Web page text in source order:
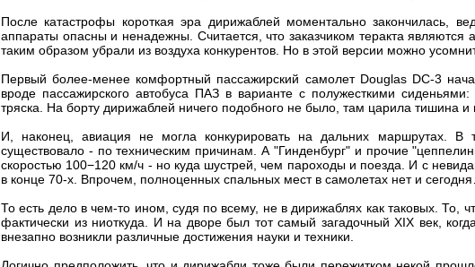
После катастрофы короткая эра дирижаблей моментально закончилась,
аппараты опасны и ненадежны. Считается, что заказчиком теракта
таким образом убрали из воздуха конкурентов. Но в этой версии можно
Первый более-менее комфортный пассажирский самолет Douglas DC-3
вроде пассажирского автобуса ПАЗ в варианте с полужесткими
тряска. На борту дирижаблей ничего подобного не было, там царила тишина и
И, наконец, авиация не могла конкурировать на дальних маршрутах. В
существовало - по техническим причинам. А "Гинденбург" и прочие
скоростью 100−120 км/ч - но куда шустрей, чем пароходы и поезда. И с
в конце 70-х. Впрочем, полноценных спальных мест в самолетах нет и
То есть дело в чем-то ином, судя по всему, не в дирижаблях как таковых. То,
фактически из ниоткуда. И на дворе был тот самый загадочный XIX век,
внезапно возникли различные достижения науки и техники.